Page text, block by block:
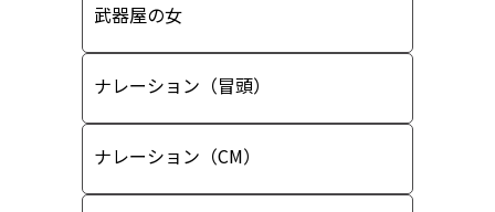
武器屋の女
ナレーション（冒頭）
ナレーション（CM）